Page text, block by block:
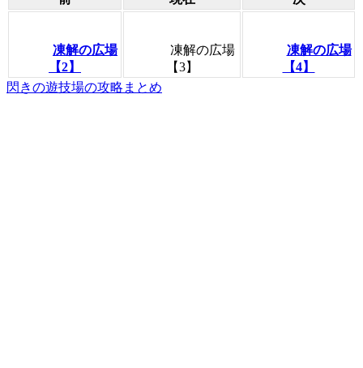
凍解の広場
【2】
凍解の広場
【3】
凍解の広場
【4】
閃きの遊技場の攻略まとめ